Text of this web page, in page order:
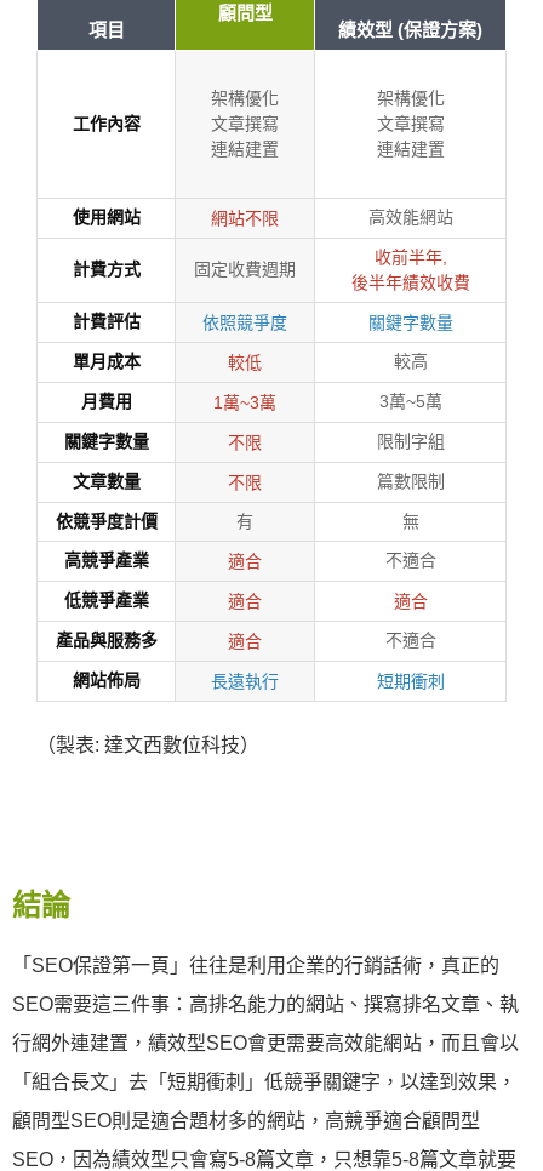
項目
顧問型
績效型 (保證方案)
工作內容
架構優化
文章撰寫
連結建置
架構優化
文章撰寫
連結建置
使用網站 網站不限 高效能網站
計費方式 固定收費週期
收前半年,
後半年績效收費
計費評估
依照競爭度 關鍵字數量
單月成本 較低 較高
月費用 1萬~3萬 3萬~5萬
關鍵字數量 不限 限制字組
文章數量 不限 篇數限制
依競爭度計價 有
無
高競爭產業
適合 不適合
低競爭產業 適合 適合
產品與服務多 適合 不適合
網站佈局 長遠執行 短期衝刺
（製表: 達文西數位科技）
結論
「SEO保證第一頁」往往是利用企業的行銷話術，真正的
SEO需要這三件事：高排名能力的網站、撰寫排名文章、執
行網外連建置，績效型SEO會更需要高效能網站，而且會以
「組合長文」去「短期衝刺」低競爭關鍵字，以達到效果，
顧問型SEO則是適合題材多的網站，高競爭適合顧問型
SEO，因為績效型只會寫5-8篇文章，只想靠5-8篇文章就要